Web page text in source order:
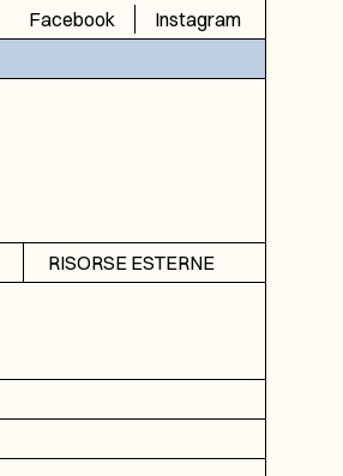
Facebook
Instagram
RISORSE ESTERNE
DGA
ICAR